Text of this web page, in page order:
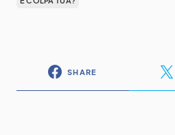
SHARE